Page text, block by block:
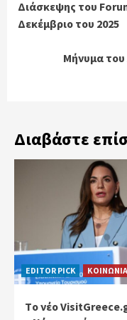
Διάσκεψης του
Δεκέμβριο του 2025
Μήνυμα του
Διαβάστε
EDITOR PICK ΚΟΙΝΩΝΙΑ
Tο νέο